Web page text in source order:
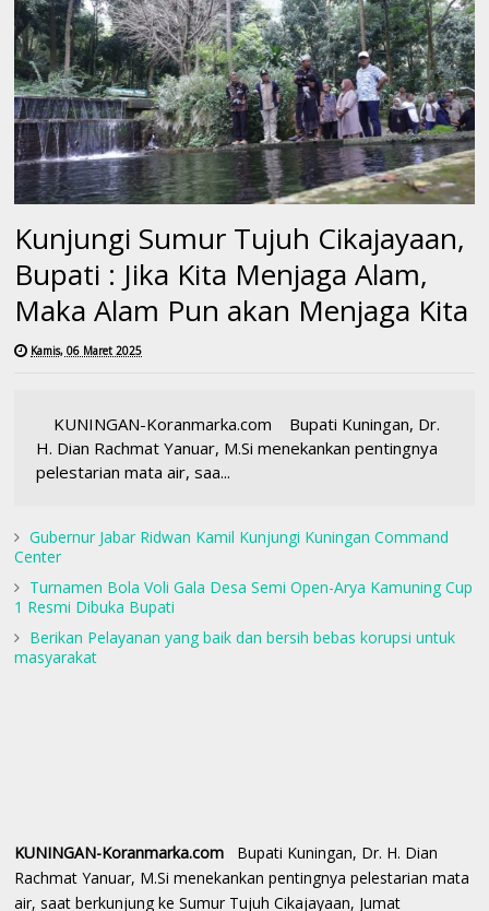
Kunjungi Sumur Tujuh Cikajayaan,
Bupati : Jika Kita Menjaga Alam,
Maka Alam Pun akan Menjaga Kita
Kamis, 06 Maret 2025
KUNINGAN-Koranmarka.com Bupati Kuningan, Dr.
H. Dian Rachmat Yanuar, M.Si menekankan pentingnya
pelestarian mata air, saa...
Gubernur Jabar Ridwan Kamil Kunjungi Kuningan Command
Center
Turnamen Bola Voli Gala Desa Semi Open-Arya Kamuning Cup
1 Resmi Dibuka Bupati
Berikan Pelayanan yang baik dan bersih bebas korupsi untuk
masyarakat
KUNINGAN-Koranmarka.com Bupati Kuningan, Dr. H. Dian
Rachmat Yanuar, M.Si menekankan pentingnya pelestarian mata
air, saat berkunjung ke Sumur Tujuh Cikajayaan, Jumat